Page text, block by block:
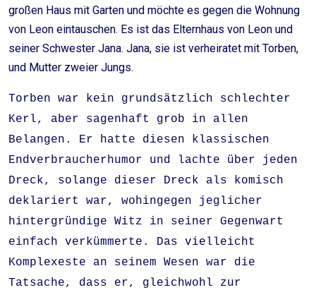
großen Haus mit Garten und möchte es gegen die Wohnung
von Leon eintauschen. Es ist das Elternhaus von Leon und
seiner Schwester Jana. Jana, sie ist verheiratet mit Torben,
und Mutter zweier Jungs.
Torben war kein grundsätzlich schlechter
Kerl, aber sagenhaft grob in allen
Belangen. Er hatte diesen klassischen
Endverbraucherhumor und lachte über jeden
Dreck, solange dieser Dreck als komisch
deklariert war, wohingegen jeglicher
hintergründige Witz in seiner Gegenwart
einfach verkümmerte. Das vielleicht
Komplexeste an seinem Wesen war die
Tatsache, dass er, gleichwohl zur